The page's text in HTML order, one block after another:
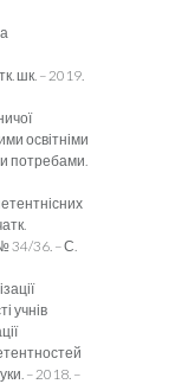
шк. – 2019.
освітніми
потребами.
34/36. – С.
учнів
– 2018. –